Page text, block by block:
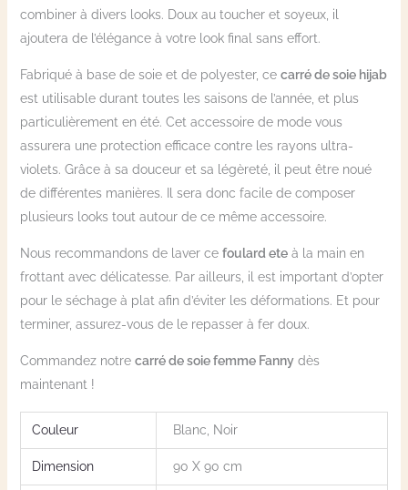
combiner à divers looks. Doux au toucher et soyeux, il
ajoutera de l’élégance à votre look final sans effort.
Fabriqué à base de soie et de polyester, ce carré de soie hijab
est utilisable durant toutes les saisons de l’année, et plus
particulièrement en été. Cet accessoire de mode vous
assurera une protection efficace contre les rayons ultra-
violets. Grâce à sa douceur et sa légèreté, il peut être noué
de différentes manières. Il sera donc facile de composer
plusieurs looks tout autour de ce même accessoire.
Nous recommandons de laver ce foulard eteà la main en
frottant avec délicatesse. Par ailleurs, il est important d’opter
pour le séchage à plat afin d’éviter les déformations. Et pour
terminer, assurez-vous de le repasser à fer doux.
Commandez notre carré de soie femme Fannydès
maintenant !
Couleur Blanc, Noir
Dimension 90 X 90 cm